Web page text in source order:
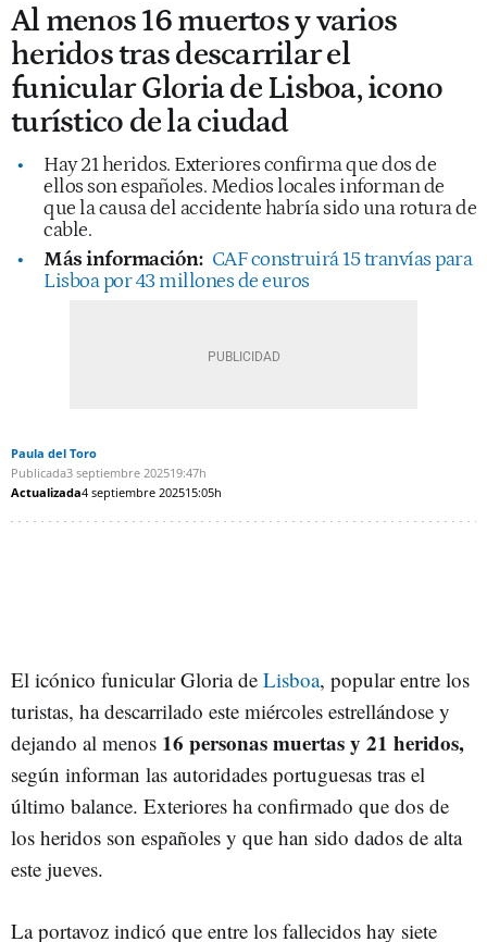
Al menos 16 muertos y varios
heridos tras descarrilar el
funicular Gloria de Lisboa, icono
turístico de la ciudad
Hay 21 heridos. Exteriores confirma que dos de
ellos son españoles. Medios locales informan de
que la causa del accidente habría sido una rotura de
cable.
Más información: CAF construirá 15 tranvías para
Lisboa por 43 millones de euros
Paula del Toro
Publicada3 septiembre 202519:47h
Actualizada4 septiembre 202515:05h
El icónico funicular Gloria de Lisboa, popular entre los
turistas, ha descarrilado este miércoles estrellándose y
dejando al menos 16 personas muertas y 21 heridos,
según informan las autoridades portuguesas tras el
último balance. Exteriores ha confirmado que dos de
los heridos son españoles y que han sido dados de alta
este jueves.
La portavoz indicó que entre los fallecidos hay siete